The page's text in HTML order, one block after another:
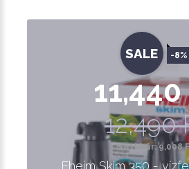
SALE -8%
12,490
Nettó ár: 9,008